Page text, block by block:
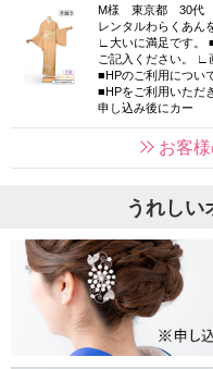
M様 東京都 30代
レンタルわらくあん
∟大いに満足です。
ご記入ください。 ∟
■HPのご利用につい
■HPをご利用いただ
申し込み後にカー
お客
うれしい